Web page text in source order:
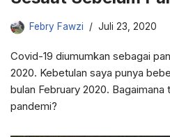
Febry Fawzi Juli 23, 2020
Covid-19 diumumkan sebagai
2020. Kebetulan saya punya
bulan February 2020.
pandemi?